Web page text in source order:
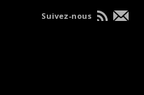
Suivez-nous